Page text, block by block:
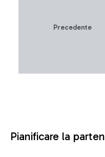
Precedente
Pianificare la